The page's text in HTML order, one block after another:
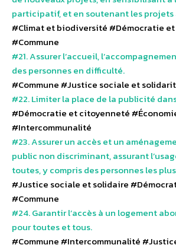
participatif, et en soutenant les projets
#Climat et biodiversité #Démocratie
#Commune
#21. Assurer l’accueil,
des personnes en difficulté.
#Commune #Justice sociale et
#22. Limiter la place de la publicité
#Démocratie et citoyenneté
#Intercommunalité
#23. Assurer un accès et un
public non discriminant, assurant
toutes, y compris des personnes les
#Justice sociale et solidaire
#Commune
#24. Garantir l’accès à un logement
pour toutes et tous.
#Commune #Intercommunalité